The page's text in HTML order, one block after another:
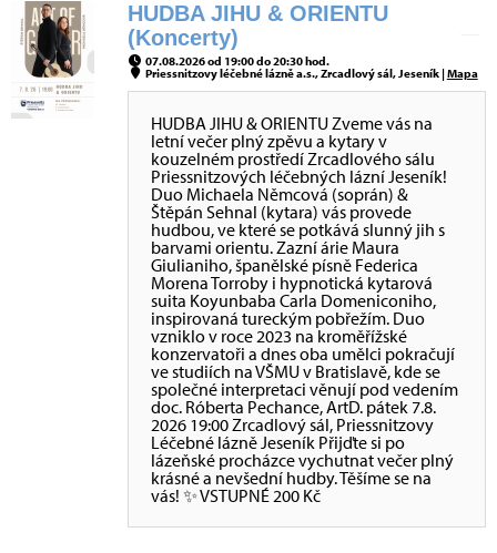
HUDBA JIHU & ORIENTU
(Koncerty)
07.08.2026 od 19:00 do 20:30 hod.
Priessnitzovy léčebné lázně a.s., Zrcadlový sál, Jeseník |Mapa
HUDBA JIHU & ORIENTU Zveme vás na
letní večer plný zpěvu a kytary v
kouzelném prostředí Zrcadlového sálu
Priessnitzových léčebných lázní Jeseník!
Duo Michaela Němcová (soprán) &
Štěpán Sehnal (kytara) vás provede
hudbou, ve které se potkává slunný jih s
barvami orientu. Zazní árie Maura
Giulianiho, španělské písně Federica
Morena Torroby i hypnotická kytarová
suita Koyunbaba Carla Domeniconiho,
inspirovaná tureckým pobřežím. Duo
vzniklo v roce 2023 na kroměřížské
konzervatoři a dnes oba umělci pokračují
ve studiích na VŠMU v Bratislavě, kde se
společné interpretaci věnují pod vedením
doc. Róberta Pechance, ArtD. pátek 7.8.
2026 19:00 Zrcadlový sál, Priessnitzovy
Léčebné lázně Jeseník Přijďte si po
lázeňské procházce vychutnat večer plný
krásné a nevšední hudby. Těšíme se na
vás! ✨ VSTUPNÉ 200 Kč